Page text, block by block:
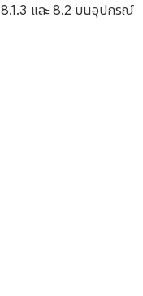
และ 8.2 บนอุปกรณ์